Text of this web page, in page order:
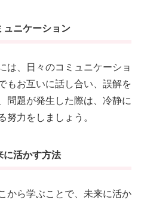
ュニケーション
は、日々のコミュニケーショ
もお互いに話し合い、誤解を
問題が発生した際は、冷静に
努力をしましょう。
に活かす方法
から学ぶことで、未来に活か